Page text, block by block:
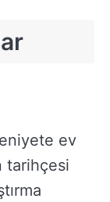
ev
tarihçesi